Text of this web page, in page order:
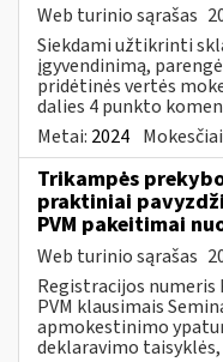
Web turinio sąrašas
Siekdami užtikrinti
įgyvendinimą,
pridėtinės vertės
dalies 4 punkto
Metai: 2024
Trikampės
praktiniai
PVM pakeitimai
Web turinio sąrašas
Registracijos numeris
PVM klausimais
apmokestinimo
deklaravimo taisyklės,